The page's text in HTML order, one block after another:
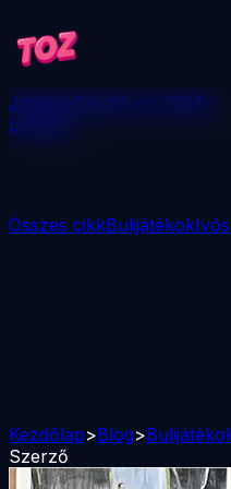
JátékokBlogNyerj 250$-t
Letöltés
Összes cikkBulijátékok
Kezdőlap>Blog>
Szerző